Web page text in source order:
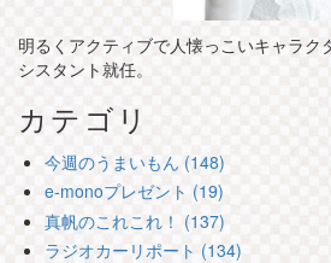
明るくアクティブで人懐っこいキャラク
シスタント就任。
カテゴリ
今週のうまいもん (148)
e-monoプレゼント (19)
真帆のこれこれ！ (137)
ラジオカーリポート (134)